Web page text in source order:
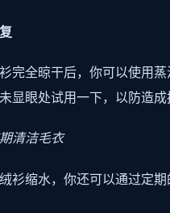
完全晾干后，你可以使用
显眼处试用一下，以防造成
清洁毛衣
衫缩水，你还可以通过定